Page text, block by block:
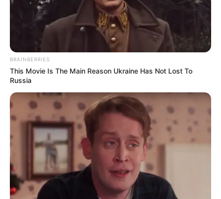
ΤΑΥΤΟΤΗΤΑ ΚΑΙ ΕΠΙΚΟΙΝΩΝΙΑ ΟΡΟΙ ΧΡΗΣΗΣ
BRAINBERRIES
This Movie Is The Main Reason Ukraine Has Not Lost To
Russia